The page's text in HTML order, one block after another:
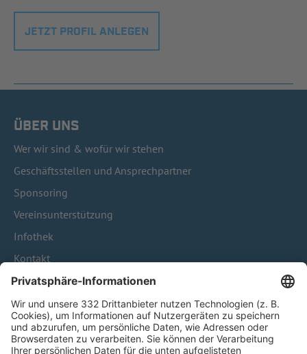
JETZT PROFIL ANLEGEN
ÜBER UNS
Wer wir sind & wofür wir stehen
Geschäftsstellen und Ansprechpartner
Sponsoring
Vereinsunterstützung
Infothek
Kontakt
HÄUFIG BESUCHTE SEITEN
Pässe und Vereinswechsel
Trainerausbildung